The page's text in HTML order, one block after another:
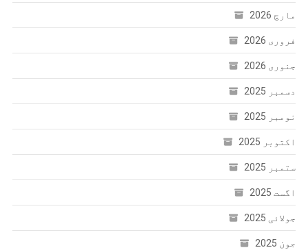
مارچ 2026
فروری 2026
جنوری 2026
دسمبر 2025
نومبر 2025
اکتوبر 2025
ستمبر 2025
اگست 2025
جولائی 2025
جون 2025